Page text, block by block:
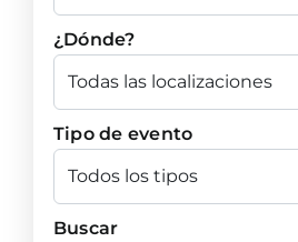
¿Dónde?
Tipo de evento
Buscar